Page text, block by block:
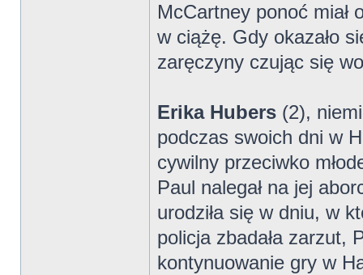
McCartney ponoć miał
w ciążę. Gdy okazało
zaręczyny czując się
Erika Hubers (2),
podczas swoich dni w
cywilny przeciwko
Paul nalegał na jej
urodziła się w dniu, w
policja zbadała zarzut,
kontynuowanie gry w